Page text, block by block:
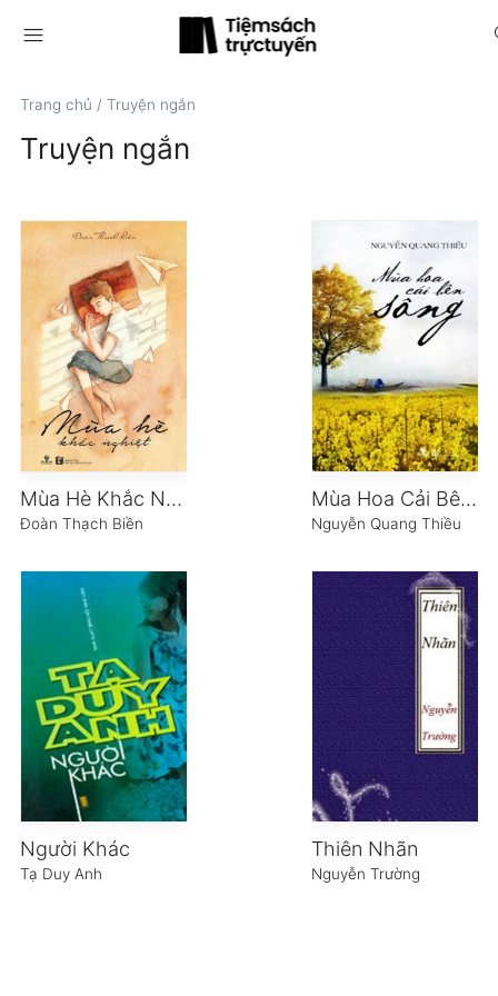
menu
Trang chủ / Truyện ngắn
Truyện ngắn
Mùa Hè Khắc Nghiệt
Đoàn Thạch Biền
Mùa Hoa Cải Bên Sông
Nguyễn Quang Thiều
Người Khác
Tạ Duy Anh
Thiên Nhãn
Nguyễn Trường